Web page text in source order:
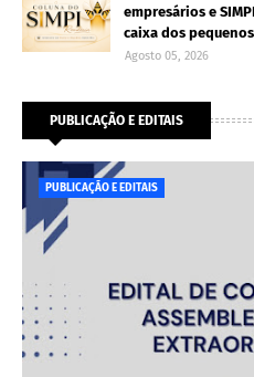
empresários e
caixa dos
Agosto 05, 2026
PUBLICAÇÃO E EDITAIS
PUBLICAÇÃO E EDITAIS